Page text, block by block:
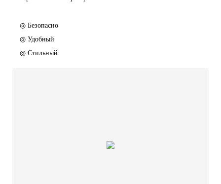
◎ Безопасно
◎ Удобный
◎ Стильный